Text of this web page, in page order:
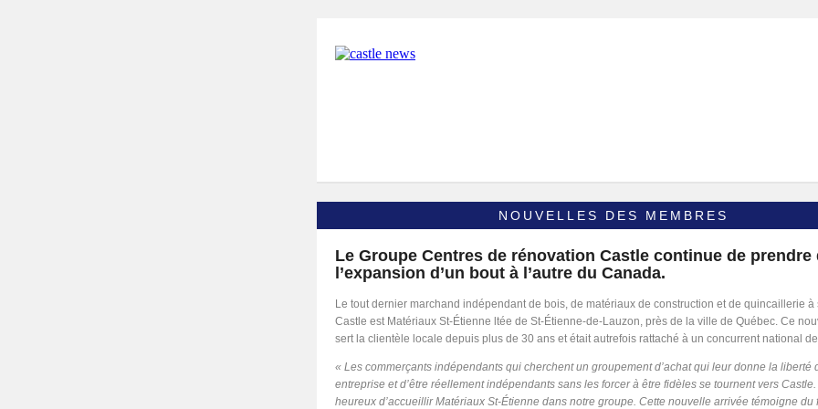
NOUVELLES DES MEMBRES
Le Groupe Centres de rénovation Castle continue de prendre
l’expansion d’un bout à l’autre du Canada.
Le tout dernier marchand indépendant de bois, de matériaux de construction et de quincaillerie à
Castle est Matériaux St-Étienne ltée de St-Étienne-de-Lauzon, près de la ville de Québec. Ce
sert la clientèle locale depuis plus de 30 ans et était autrefois rattaché à un concurrent national
« Les commerçants indépendants qui cherchent un groupement d’achat qui leur donne la liberté
entreprise et d’être réellement indépendants sans les forcer à être fidèles se tournent vers
heureux d’accueillir Matériaux St-Étienne dans notre groupe. Cette nouvelle arrivée témoigne du